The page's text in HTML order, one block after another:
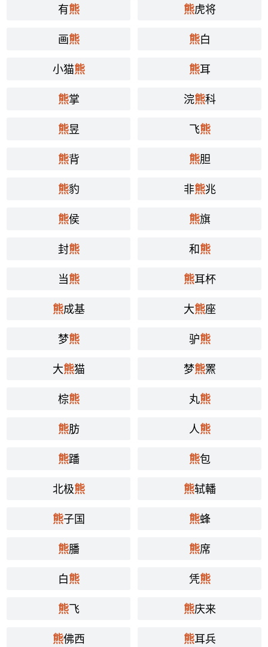
有熊 熊虎将
画熊 熊白
小猫熊 熊耳
熊掌 浣熊科
熊昱 飞熊
熊背 熊胆
熊豹 非熊兆
熊侯 熊旗
封熊 和熊
当熊 熊耳杯
熊成基 大熊座
梦熊 驴熊
大熊猫 梦熊罴
棕熊 丸熊
熊肪 人熊
熊蹯 熊包
北极熊 熊轼轓
熊子国 熊蜂
熊膰 熊席
白熊 凭熊
熊飞 熊庆来
熊佛西 熊耳兵